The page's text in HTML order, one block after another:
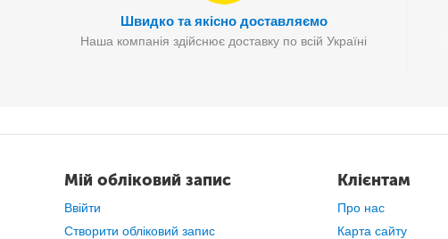
Швидко та якісно доставляємо
Наша компанія здійснює доставку по всій Україні
Мій обліковий запис
Ввійти
Створити обліковий запис
Клієнтам
Про нас
Карта сайту